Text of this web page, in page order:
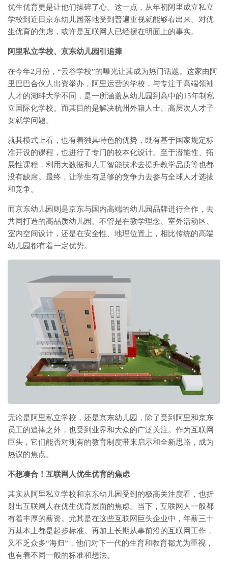
优生优育更是让他们操碎了心。这一点，从年初阿里成立私立
学校到近日京东幼儿园落地受到普遍重视就能够看出来。对优
生优育的焦虑，或许是互联网人已经摆在明面上的事实。
阿里私立学校、京东幼儿园引追捧
在今年2月份，“云谷学校”的曝光让其成为热门话题。这家由阿
里巴巴合伙人出资举办，阿里运营的学校，与专注于高端领袖
人才的湖畔大学不同，是一所涵盖从幼儿园到高中的15年制私
立国际化学校。而其目的是解决杭州外籍人士、高层次人才子
女就学问题。
就其模式上看，也有着独具特色的优势，既有基于国家规定标
准开设的课程，也进行了专门的校本化设计。至于潜能性、拓
展性课程，利用大数据和人工智能技术去提升教学品质等也都
没有缺席。最终，让学生有足够的竞争力去参与全球人才选拔
和竞争。
而京东幼儿园则是京东与国内高端的幼儿园品牌进行合作，去
共同打造的高品质幼儿园。不管是在教学理念、室外活动区、
室内空间设计，还是在安全性、地理位置上，相比传统的高端
幼儿园都有着一定优势。
无论是阿里私立学校，还是京东幼儿园，除了受到阿里和京东
员工的追捧之外，也受到业界和大众的广泛关注。作为互联网
巨头，它们能否对现有的教育制度带来启示和全新思路，成为
热议的焦点。
不想凑合！互联网人优生优育的焦虑
其实从阿里私立学校和京东幼儿园受到的极高关注度看，也折
射出互联网人在优生优育层面的焦虑。当下，互联网人一般都
有着丰厚的薪资。尤其是在这些互联网巨头企业中，年薪三十
万基本上都是起步标准。再加上长期从事前沿的互联网工作，
又不乏众多“海归”，他们对下一代的生育和教育都尤为重视，
也有着不同一般的标准和想法。